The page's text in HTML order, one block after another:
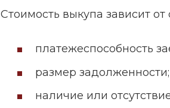
Стоимость выкупа зависит
платежеспособность
размер задолженности;
наличие или